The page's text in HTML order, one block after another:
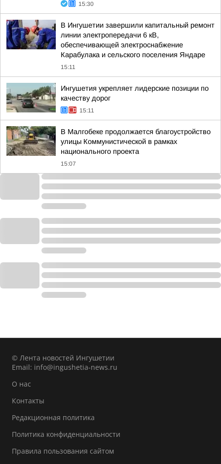
15:30
В Ингушетии завершили капитальный ремонт
линии электропередачи 6 кВ,
обеспечивающей электроснабжение
Карабулака и сельского поселения Яндаре
15:11
Ингушетия укрепляет лидерские позиции по
качеству дорог
15:11
В Малгобеке продолжается благоустройство
улицы Коммунистической в рамках
национального проекта
15:07
© Лента новостей Ингушетии
Email: info@ingushetia-news.ru
О нас
Контакты
Редакционная политика
Политика конфиденциальности
Правила пользования сайтом